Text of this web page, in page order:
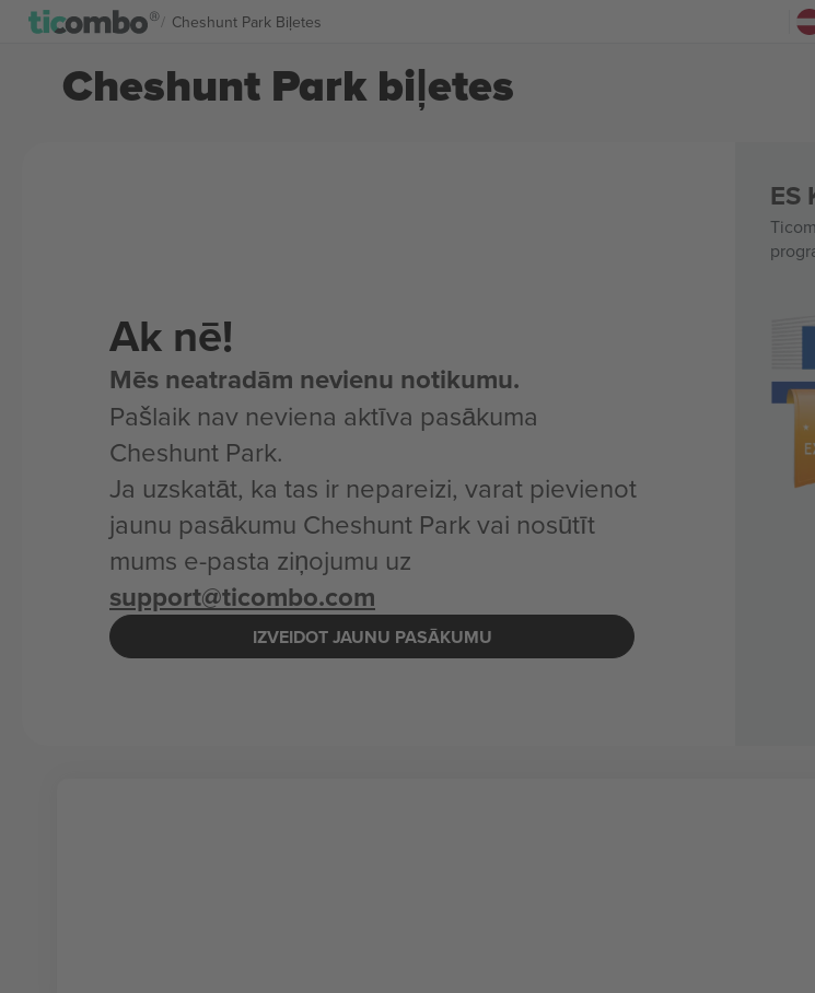
Cheshunt Park Biļetes
Cheshunt Park biļetes
Ak nē!
Mēs neatradām nevienu notikumu.
Pašlaik nav neviena aktīva pasākuma
Cheshunt Park.
Ja uzskatāt, ka tas ir nepareizi, varat pievienot
jaunu pasākumu Cheshunt Park vai nosūtīt
mums e-pasta ziņojumu uz
support@ticombo.com
IZVEIDOT JAUNU PASĀKUMU
ES